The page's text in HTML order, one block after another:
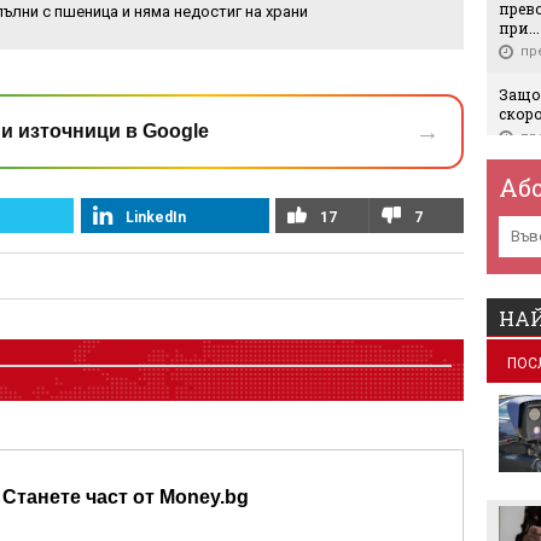
с пшеница и няма недостиг на храни
източници в Google →
LinkedIn 17 7
Станете част от Money.bg
Защо